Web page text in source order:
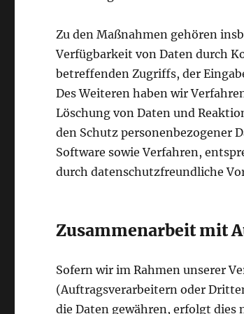
Zu den Maßnahmen gehören
Verfügbarkeit von Daten durch
betreffenden Zugriffs, der
Des Weiteren haben wir
Löschung von Daten und
den Schutz personenbezogener
Software sowie Verfahren,
durch datenschutzfreundliche
Zusammenarbeit mit
Sofern wir im Rahmen unserer
(Auftragsverarbeitern oder
die Daten gewähren, erfolgt dies